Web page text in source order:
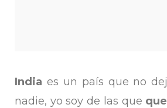
India es un país que no
nadie, yo soy de las que